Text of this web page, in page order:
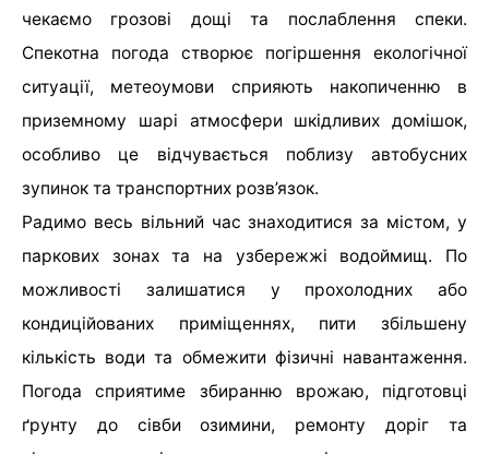
чекаємо грозові дощі та послаблення спеки.
Спекотна погода створює погіршення екологічної
ситуації, метеоумови сприяють накопиченню в
приземному шарі атмосфери шкідливих домішок,
особливо це відчувається поблизу автобусних
зупинок та транспортних розв’язок.
Радимо весь вільний час знаходитися за містом, у
паркових зонах та на узбережжі водоймищ. По
можливості залишатися у прохолодних або
кондиційованих приміщеннях, пити збільшену
кількість води та обмежити фізичні навантаження.
Погода сприятиме збиранню врожаю, підготовці
ґрунту до сівби озимини, ремонту доріг та